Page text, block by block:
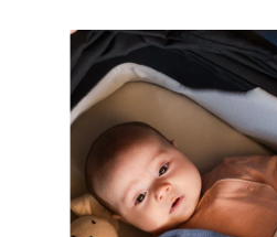
produktu
hviezdičiek.